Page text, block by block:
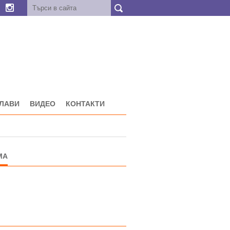
ВИДЕО КОНТАКТИ